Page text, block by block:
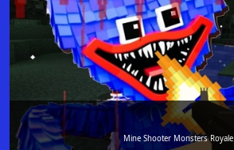
Mine Shooter Monsters Royale